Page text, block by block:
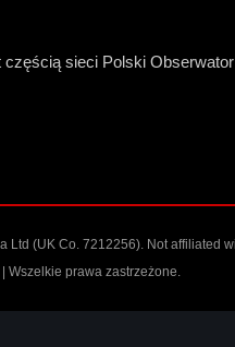
sieci Polski
Ltd (UK Co. 7212256). Not affiliated
Wszelkie prawa zastrzeżone.